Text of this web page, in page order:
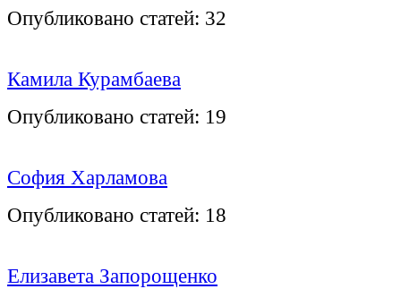
Опубликовано статей: 32
Камила Курамбаева
Опубликовано статей: 19
София Харламова
Опубликовано статей: 18
Елизавета Запорощенко